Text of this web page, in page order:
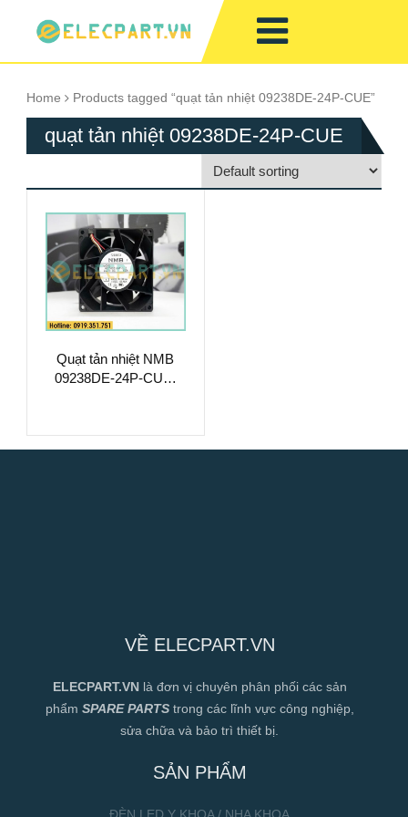
Home Products tagged “quạt tản nhiệt 09238DE-24P-CUE”
quạt tản nhiệt 09238DE-24P-CUE
Quạt tản nhiệt NMB
09238DE-24P-CUE,
VỀ ELECPART.VN
ELECPART.VN là đơn vị chuyên phân phối các sản
phẩm SPARE PARTStrong các lĩnh vực công nghiệp,
sửa chữa và bảo trì thiết bị.
SẢN PHẨM
ĐÈN LED Y KHOA / NHA KHOA